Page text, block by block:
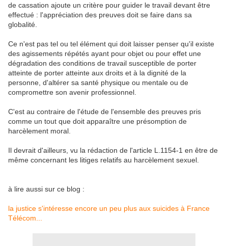
de cassation ajoute un critère pour guider le travail devant être
effectué : l'appréciation des preuves doit se faire dans sa
globalité.
Ce n'est pas tel ou tel élément qui doit laisser penser qu'il existe
des agissements répétés ayant pour objet ou pour effet une
dégradation des conditions de travail susceptible de porter
atteinte de porter atteinte aux droits et à la dignité de la
personne, d'altérer sa santé physique ou mentale ou de
compromettre son avenir professionnel.
C'est au contraire de l'étude de l'ensemble des preuves pris
comme un tout que doit apparaître une présomption de
harcèlement moral.
Il devrait d'ailleurs, vu la rédaction de l'article L.1154-1 en être de
même concernant les litiges relatifs au harcèlement sexuel.
à lire aussi sur ce blog :
la justice s'intéresse encore un peu plus aux suicides à France
Télécom...